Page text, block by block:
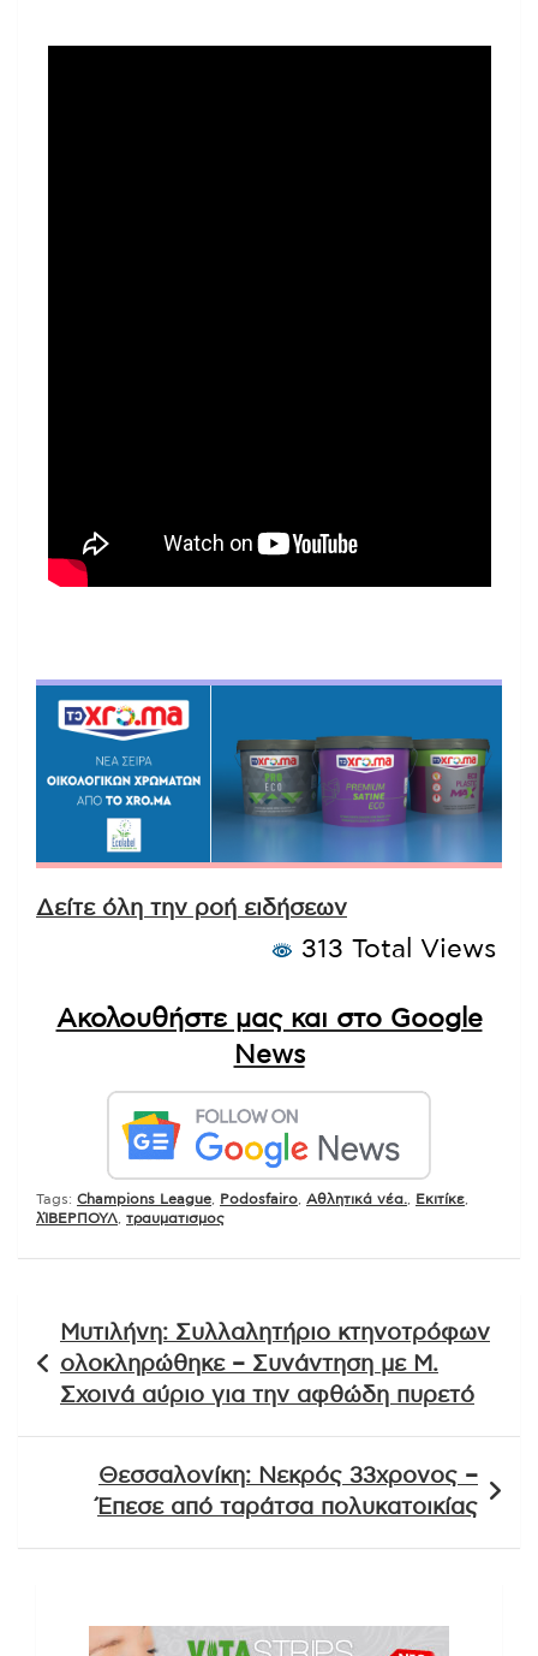
Δείτε όλη την ροή ειδήσεων
313 Total Views
Ακολουθήστε μας και στο Google
News
Tags: Champions League Podosfairo Αθλητικά νέα. Εκιτίκε
λΊΒΕΡΠΟΥΛ τραυματισμος
άρθρων
Μυτιλήνη: Συλλαλητήριο κτηνοτρόφων
ολοκληρώθηκε – Συνάντηση με Μ.
Σχοινά αύριο για την αφθώδη πυρετό
Θεσσαλονίκη: Νεκρός 33χρονος –
Έπεσε από ταράτσα πολυκατοικίας